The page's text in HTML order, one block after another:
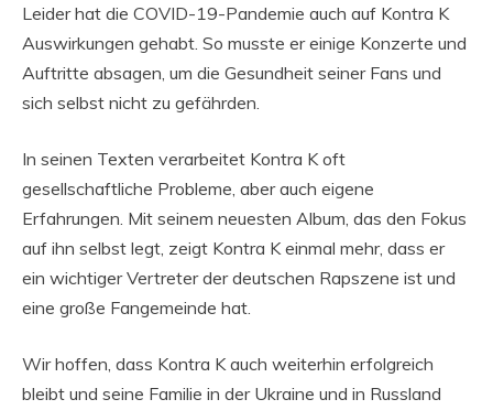
Leider hat die COVID-19-Pandemie auch auf Kontra K
Auswirkungen gehabt. So musste er einige Konzerte und
Auftritte absagen, um die Gesundheit seiner Fans und
sich selbst nicht zu gefährden.
In seinen Texten verarbeitet Kontra K oft
gesellschaftliche Probleme, aber auch eigene
Erfahrungen. Mit seinem neuesten Album, das den Fokus
auf ihn selbst legt, zeigt Kontra K einmal mehr, dass er
ein wichtiger Vertreter der deutschen Rapszene ist und
eine große Fangemeinde hat.
Wir hoffen, dass Kontra K auch weiterhin erfolgreich
bleibt und seine Familie in der Ukraine und in Russland